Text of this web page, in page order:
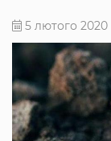
5 лютого 2020